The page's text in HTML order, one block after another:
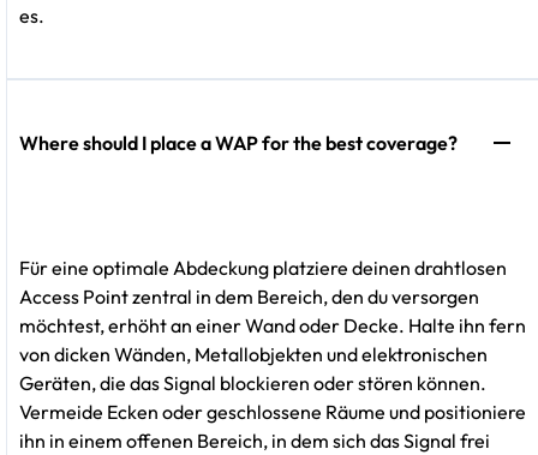
es.
Where should I place a WAP for the best coverage?
Für eine optimale Abdeckung platziere deinen drahtlosen
Access Point zentral in dem Bereich, den du versorgen
möchtest, erhöht an einer Wand oder Decke. Halte ihn fern
von dicken Wänden, Metallobjekten und elektronischen
Geräten, die das Signal blockieren oder stören können.
Vermeide Ecken oder geschlossene Räume und positioniere
ihn in einem offenen Bereich, in dem sich das Signal frei